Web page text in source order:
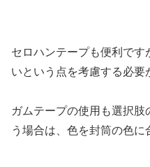
セロハンテープも便利で
いという点を考慮する必要
ガムテープの使用も選択
う場合は、色を封筒の色に